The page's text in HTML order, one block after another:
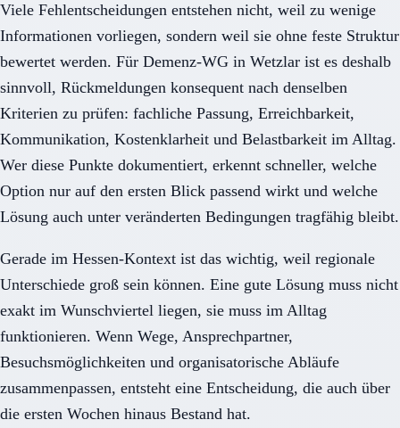
Viele Fehlentscheidungen entstehen nicht, weil zu wenige
Informationen vorliegen, sondern weil sie ohne feste Struktur
bewertet werden. Für Demenz-WG in Wetzlar ist es deshalb
sinnvoll, Rückmeldungen konsequent nach denselben
Kriterien zu prüfen: fachliche Passung, Erreichbarkeit,
Kommunikation, Kostenklarheit und Belastbarkeit im Alltag.
Wer diese Punkte dokumentiert, erkennt schneller, welche
Option nur auf den ersten Blick passend wirkt und welche
Lösung auch unter veränderten Bedingungen tragfähig bleibt.
Gerade im Hessen-Kontext ist das wichtig, weil regionale
Unterschiede groß sein können. Eine gute Lösung muss nicht
exakt im Wunschviertel liegen, sie muss im Alltag
funktionieren. Wenn Wege, Ansprechpartner,
Besuchsmöglichkeiten und organisatorische Abläufe
zusammenpassen, entsteht eine Entscheidung, die auch über
die ersten Wochen hinaus Bestand hat.